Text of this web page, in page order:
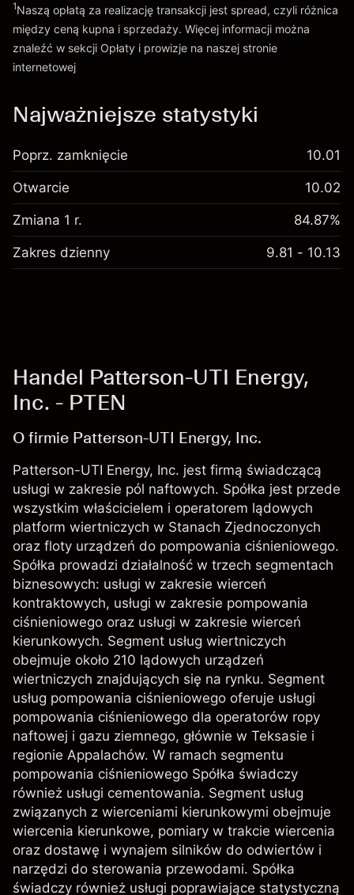
Idź do platformy
Opłaty i Prowizje
1Naszą opłatą za realizację transakcji jest spread, czyli różnica
między ceną kupna i sprzedaży. Więcej informacji można
znaleźć w sekcji Opłaty i prowizje na naszej stronie
internetowej
Najważniejsze statystyki
Poprz. zamknięcie 10.01
Otwarcie 10.02
Zmiana 1 r. 84.87%
Zakres dzienny 9.81 - 10.13
Handel Patterson-UTI Energy,
Inc. - PTEN
O firmie Patterson-UTI Energy, Inc.
Patterson-UTI Energy, Inc. jest firmą świadczącą
usługi w zakresie pól naftowych. Spółka jest przede
wszystkim właścicielem i operatorem lądowych
platform wiertniczych w Stanach Zjednoczonych
oraz floty urządzeń do pompowania ciśnieniowego.
Spółka prowadzi działalność w trzech segmentach
biznesowych: usługi w zakresie wierceń
kontraktowych, usługi w zakresie pompowania
ciśnieniowego oraz usługi w zakresie wierceń
kierunkowych. Segment usług wiertniczych
obejmuje około 210 lądowych urządzeń
wiertniczych znajdujących się na rynku. Segment
usług pompowania ciśnieniowego oferuje usługi
pompowania ciśnieniowego dla operatorów ropy
naftowej i gazu ziemnego, głównie w Teksasie i
regionie Appalachów. W ramach segmentu
pompowania ciśnieniowego Spółka świadczy
również usługi cementowania. Segment usług
związanych z wierceniami kierunkowymi obejmuje
wiercenia kierunkowe, pomiary w trakcie wiercenia
oraz dostawę i wynajem silników do odwiertów i
narzędzi do sterowania przewodami. Spółka
świadczy również usługi poprawiające statystyczną